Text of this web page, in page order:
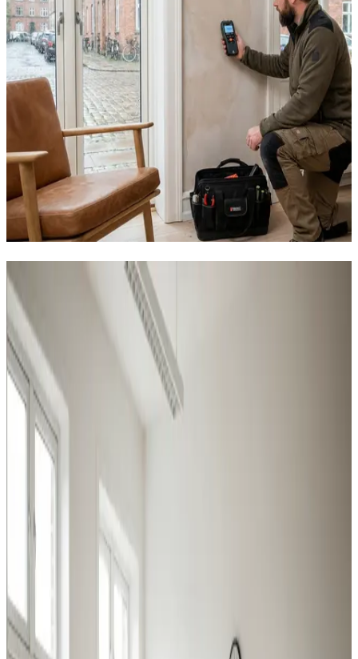
Sådan hjælper vi virksomheder i
Otterup
Industri, produktion, lager og kontor i Otterup: vi leverer
ventilation der matcher belastningen og overholder
Arbejdstilsynets krav.
Procesventilation
Udsugning ved svejsning, slibning og kemikalier i
Otterup. Overholder Arbejdstilsynets krav.
Læs mere